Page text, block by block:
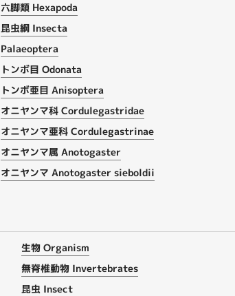
六脚類 Hexapoda
昆虫綱 Insecta
Palaeoptera
トンボ目 Odonata
トンボ亜目 Anisoptera
オニヤンマ科 Cordulegastridae
オニヤンマ亜科 Cordulegastrinae
オニヤンマ属 Anotogaster
オニヤンマ Anotogaster sieboldii
生物 Organism
無脊椎動物 Invertebrates
昆虫 Insect